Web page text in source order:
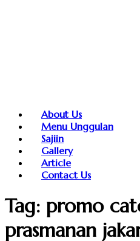
About Us
Menu Unggulan
Sajiin
Gallery
Article
Contact Us
Tag: promo
prasmanan